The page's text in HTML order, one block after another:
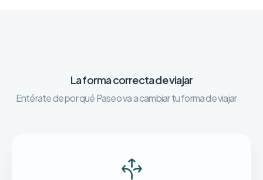
La forma correcta de viajar
Entérate de por qué Paseo va a cambiar tu forma de viajar